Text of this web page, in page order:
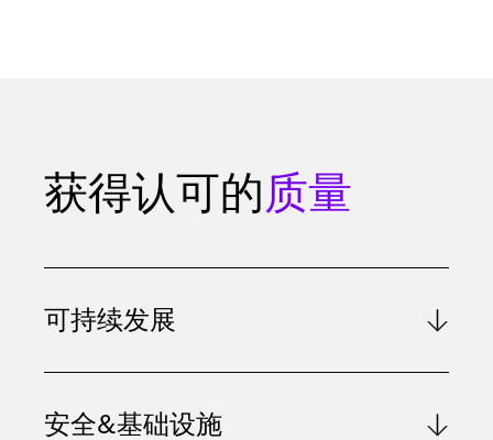
获得认可的质量
可持续发展
安全&基础设施